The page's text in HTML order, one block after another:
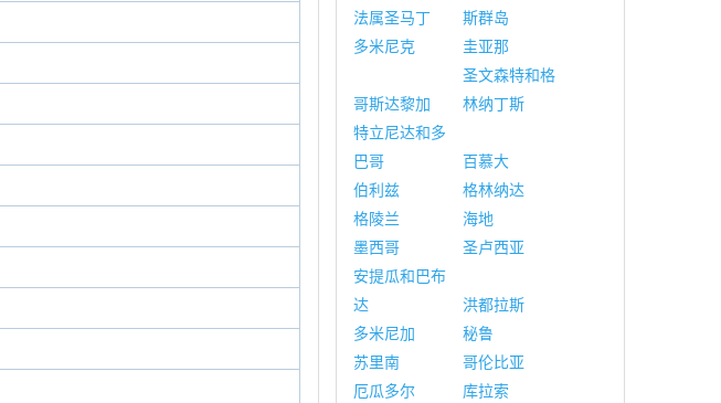
法属圣马丁
斯群岛
多米尼克
圭亚那
哥斯达黎加
圣文森特和格
林纳丁斯
特立尼达和多
巴哥
百慕大
伯利兹
格林纳达
格陵兰
海地
墨西哥
圣卢西亚
安提瓜和巴布
达
洪都拉斯
多米尼加
秘鲁
苏里南
哥伦比亚
厄瓜多尔
库拉索